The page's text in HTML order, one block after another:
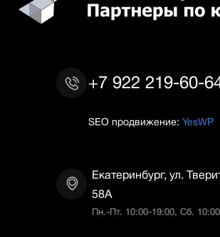
+7 922 219-60-
SEO продвижение: YesWP
Екатеринбург, ул.
58А
Пн.-Пт. 10:00-19:00, Сб.